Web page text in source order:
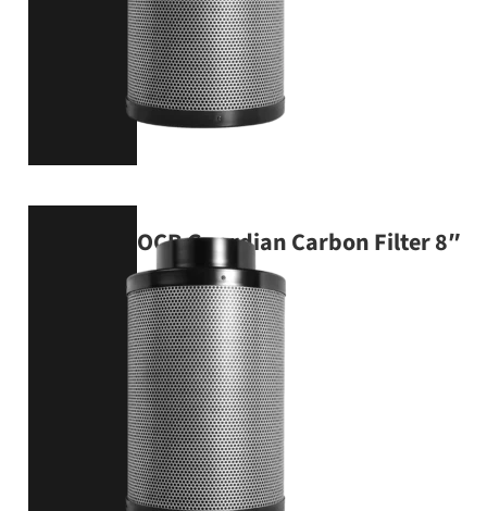
OCR Guardian Carbon Filter 8″
Ø 20 cm – 1020 m³/h
PRODUKT ANSEHEN